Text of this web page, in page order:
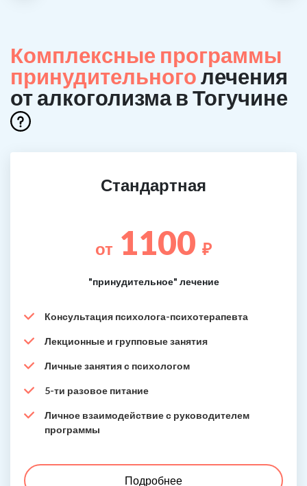
Комплексные программы
принудительноголечения
от алкоголизма в Тогучине
Стандартная
от 1100 ₽
"принудительное" лечение
Консультация психолога-психотерапевта
Лекционные и групповые занятия
Личные занятия с психологом
5-ти разовое питание
Личное взаимодействие с руководителем
программы
Подробнее